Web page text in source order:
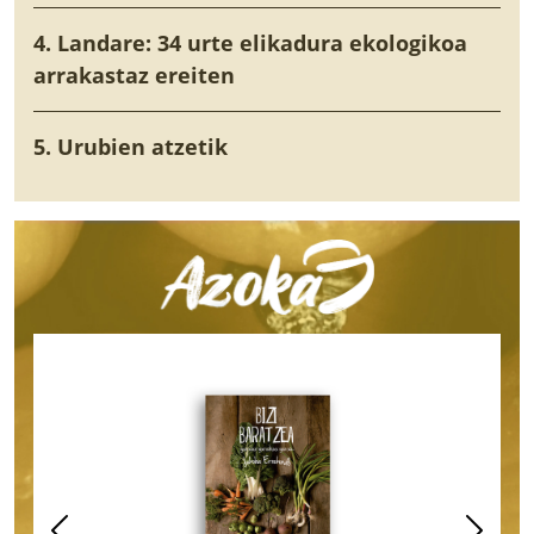
4. Landare: 34 urte elikadura ekologikoa
arrakastaz ereiten
5. Urubien atzetik